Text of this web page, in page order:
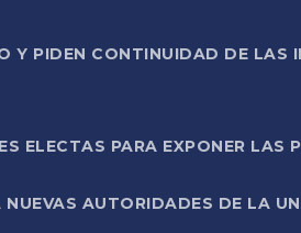
Y PIDEN CONTINUIDAD DE
ELECTAS PARA EXPONER LAS
AUTORIDADES DE LA